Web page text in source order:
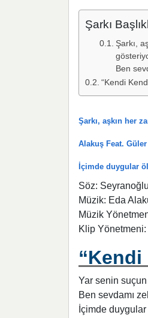
Şarkı
Şarkı,
Ben
“Kendi
Şarkı, aşkın her
Alakuş Feat.
İçimde duygular
Söz: Seyranoğlu
Müzik: Eda
Müzik
Klip
“Kendi
Yar senin
Ben sevdamı
İçimde